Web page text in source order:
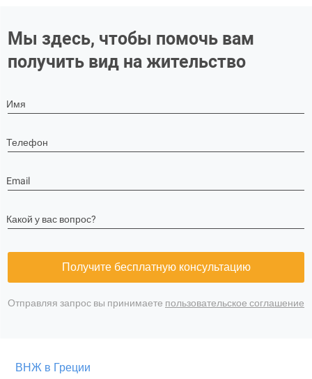
Мы здесь, чтобы помочь вам
получить вид на жительство
Имя
Телефон
Email
Какой у вас вопрос?
Получите бесплатную консультацию
Отправляя запрос вы принимаете пользовательское соглашение
ВНЖ в Греции